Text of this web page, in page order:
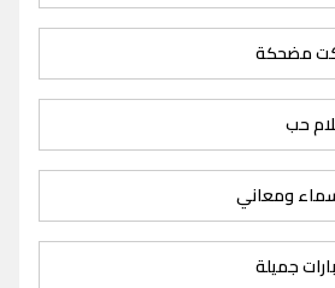
مضحكة
حب
ومعاني
جميلة